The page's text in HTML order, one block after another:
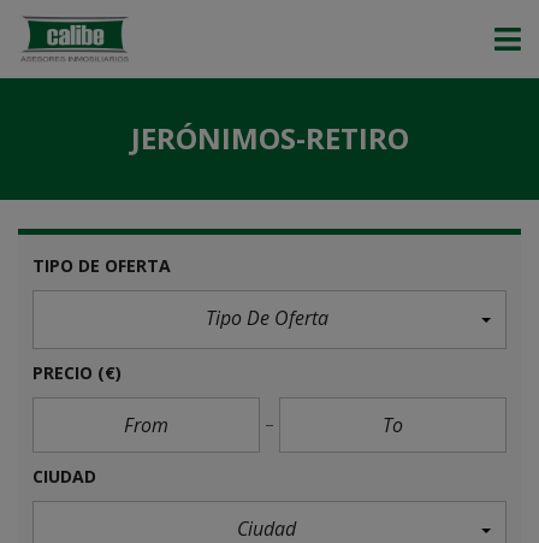
JERÓNIMOS-RETIRO
TIPO DE OFERTA
Tipo De Oferta
PRECIO (€)
CIUDAD
Ciudad